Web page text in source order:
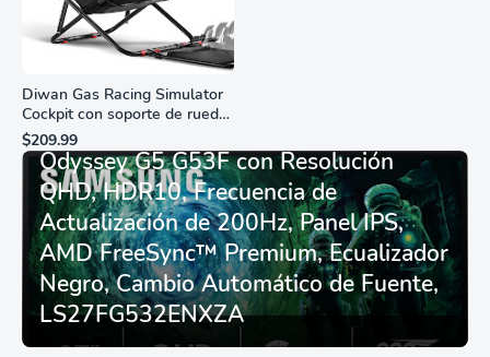
Diwan Gas Racing Simulator
Cockpit con soporte de rueda
de carreras plegable y
asiento - Logitech
G29/920/923/27/25,
Thrustmaster
T248/X/T300RS/T150/458/TX
$209.99
Monitor Gamer SAMSUNG 27”
Odyssey G5 G53F con Resolución
QHD, HDR10, Frecuencia de
Actualización de 200Hz, Panel IPS,
AMD FreeSync™ Premium, Ecualizador
Negro, Cambio Automático de Fuente,
LS27FG532ENXZA